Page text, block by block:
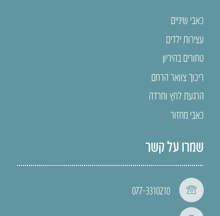
כאבי שיניים
עצירות ילדים
טחורים בהיריון
ריכוך צוואר הרחם
הרגעת לחץ וחרדה
כאבי מחזור
שמרו על קשר
077-3310210